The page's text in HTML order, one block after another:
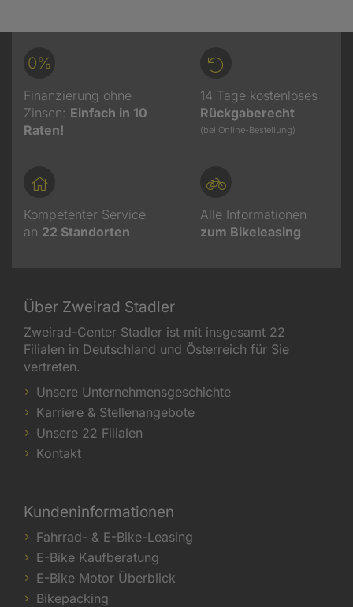
0%
Finanzierung ohne
Zinsen: Einfach in 10
Raten!
14 Tage kostenloses
Rückgaberecht
(bei Online-Bestellung)
Kompetenter Service
an 22 Standorten
Alle Informationen
zum Bikeleasing
Über Zweirad Stadler
Zweirad-Center Stadler ist mit insgesamt 22
Filialen in Deutschland und Österreich für Sie
vertreten.
Unsere Unternehmensgeschichte
Karriere & Stellenangebote
Unsere 22 Filialen
Kontakt
Kundeninformationen
Fahrrad- & E-Bike-Leasing
E-Bike Kaufberatung
E-Bike Motor Überblick
Bikepacking